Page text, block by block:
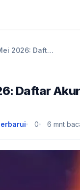
Update 28 Mei 2026: Daftar Akun FF Sultan Gratis E...
Daftar
0 6 mnt